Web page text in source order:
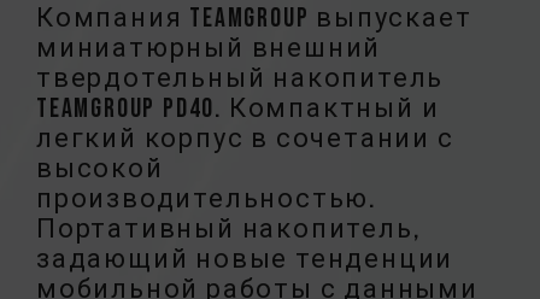
Компания TEAMGROUP выпускает
миниатюрный внешний
твердотельный накопитель
TEAMGROUP PD40. Компактный и
легкий корпус в сочетании с
высокой
производительностью.
Портативный накопитель,
задающий новые тенденции
мобильной работы с данными